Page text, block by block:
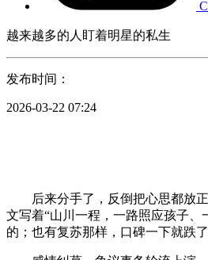
越来越多的人盯着明星的私生
发布时间：
2026-03-22 07:24
后来分手了，反倒把心思都放正
文写着“山川一程，一路照应孩子
的；也有复苏那样，口碑一下就跌